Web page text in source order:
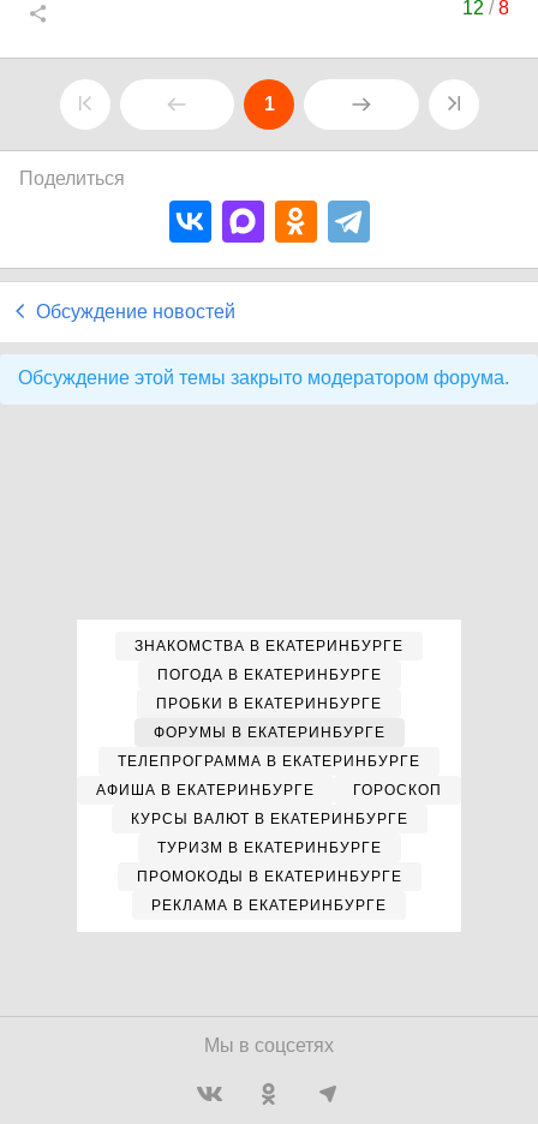
12 /8
1
Поделиться
Обсуждение новостей
Обсуждение этой темы закрыто модератором форума.
ЗНАКОМСТВА В ЕКАТЕРИНБУРГЕ
ПОГОДА В ЕКАТЕРИНБУРГЕ
ПРОБКИ В ЕКАТЕРИНБУРГЕ
ФОРУМЫ В ЕКАТЕРИНБУРГЕ
ТЕЛЕПРОГРАММА В ЕКАТЕРИНБУРГЕ
АФИША В ЕКАТЕРИНБУРГЕ
ГОРОСКОП
КУРСЫ ВАЛЮТ В ЕКАТЕРИНБУРГЕ
ТУРИЗМ В ЕКАТЕРИНБУРГЕ
ПРОМОКОДЫ В ЕКАТЕРИНБУРГЕ
РЕКЛАМА В ЕКАТЕРИНБУРГЕ
Мы в соцсетях